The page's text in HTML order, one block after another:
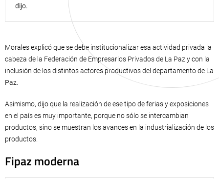
dijo.
Morales explicó que se debe institucionalizar esa actividad privada la
cabeza de la Federación de Empresarios Privados de La Paz y con la
inclusión de los distintos actores productivos del departamento de La
Paz.
Asimismo, dijo que la realización de ese tipo de ferias y exposiciones
en el país es muy importante, porque no sólo se intercambian
productos, sino se muestran los avances en la industrialización de los
productos.
Fipaz moderna